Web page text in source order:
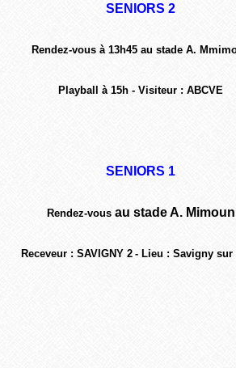
SENIORS 2
Rendez-vous à 13h45 au stade A.
Playball à 15h - Visiteur : ABCVE
SENIORS 1
Rendez-vous au stade A. Mimoun
Receveur : SAVIGNY 2 - Lieu : Savigny sur